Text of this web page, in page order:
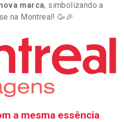
marca, simbolizando a
na Montreal! 🥳🎉
a mesma essência